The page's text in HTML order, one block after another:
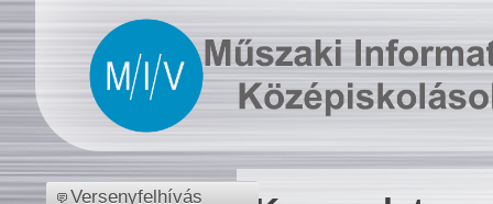
Versenyfelhívás